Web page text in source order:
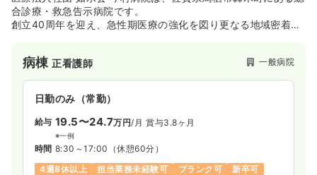
合診療・救急告示病院です。
創立40周年を迎え、急性期医療の強化を図り更なる地域密着を
病棟正看護師 一般病院
日勤のみ（常勤）
給与 19.5〜24.7万円/月 賞与3.8ヶ月
※一例
時間 8:30～17:00 （休憩60分）
4週8休以上
担当業務未経験可 ブランク可
新卒可